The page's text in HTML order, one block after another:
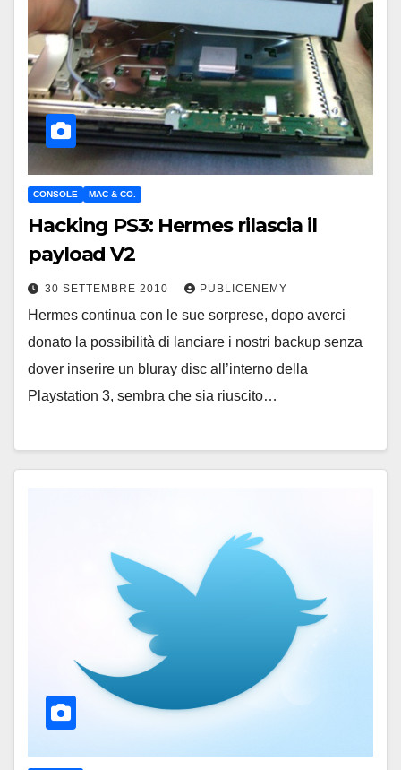
CONSOLE MAC & CO.
Hacking PS3: Hermes rilascia il
payload V2
30 SETTEMBRE 2010 PUBLICENEMY
Hermes continua con le sue sorprese, dopo averci
donato la possibilità di lanciare i nostri backup senza
dover inserire un bluray disc all’interno della
Playstation 3, sembra che sia riuscito…